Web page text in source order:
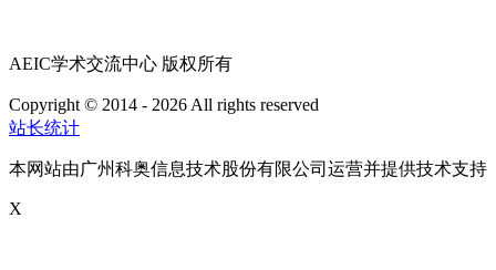
AEIC学术交流中心 版权所有
Copyright © 2014 - 2026 All rights reserved
站长统计
本网站由广州科奥信息技术股份有限公司运营并提供技术支持
X